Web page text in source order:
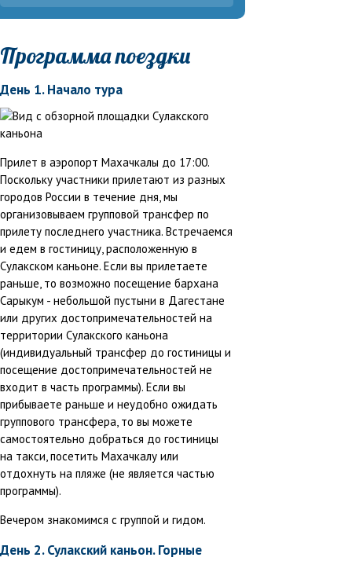
Программа поездки
День 1. Начало тура
Прилет в аэропорт Махачкалы до 17:00.
Поскольку участники прилетают из разных
городов России в течение дня, мы
организовываем групповой трансфер по
прилету последнего участника. Встречаемся
и едем в гостиницу, расположенную в
Сулакском каньоне. Если вы прилетаете
раньше, то возможно посещение бархана
Сарыкум - небольшой пустыни в Дагестане
или других достопримечательностей на
территории Сулакского каньона
(индивидуальный трансфер до гостиницы и
посещение достопримечательностей не
входит в часть программы). Если вы
прибываете раньше и неудобно ожидать
группового трансфера, то вы можете
самостоятельно добраться до гостиницы
на такси, посетить Махачкалу или
отдохнуть на пляже (не является частью
программы).
Вечером знакомимся с группой и гидом.
День 2. Сулакский каньон. Горные